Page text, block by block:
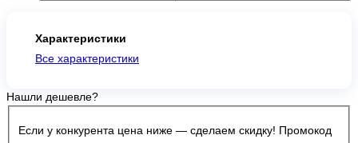
Характеристики
Все характеристики
Нашли дешевле?
Если у конкурента цена ниже — сделаем скидку! Промокод